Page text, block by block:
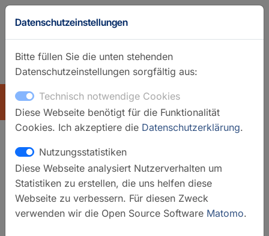
GFZ-Startseite
ÜBERSICHT
GONAF - Geophysikalisches
Observatorium an der
Nordanatolischen
Verwerfungszone
Datenschutzeinstellungen
Bitte füllen Sie die unten stehenden
Datenschutzeinstellungen sorgfältig aus:
Technisch notwendige Cookies
Diese Webseite benötigt für die Funktionalität
Cookies. Ich akzeptiere die Datenschutzerklärung.
Nutzungsstatistiken
Diese Webseite analysiert Nutzerverhalten um
Statistiken zu erstellen, die uns helfen diese
Webseite zu verbessern. Für diesen Zweck
verwenden wir die Open Source Software Matomo.